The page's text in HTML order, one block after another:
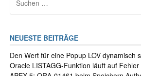
nach:
NEUESTE BEITRÄGE
Den Wert für eine Popup LOV dynamisch
Oracle LISTAGG-Funktion läuft auf